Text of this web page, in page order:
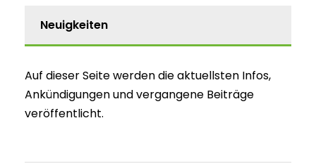
Neuigkeiten
Auf dieser Seite werden die aktuellsten Infos,
Ankündigungen und vergangene Beiträge
veröffentlicht.